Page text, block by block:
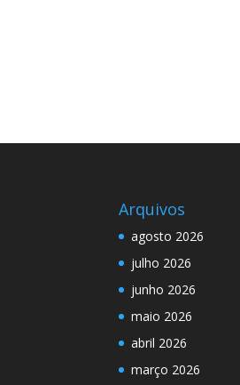
Arquivos
agosto 2026
julho 2026
junho 2026
maio 2026
abril 2026
março 2026